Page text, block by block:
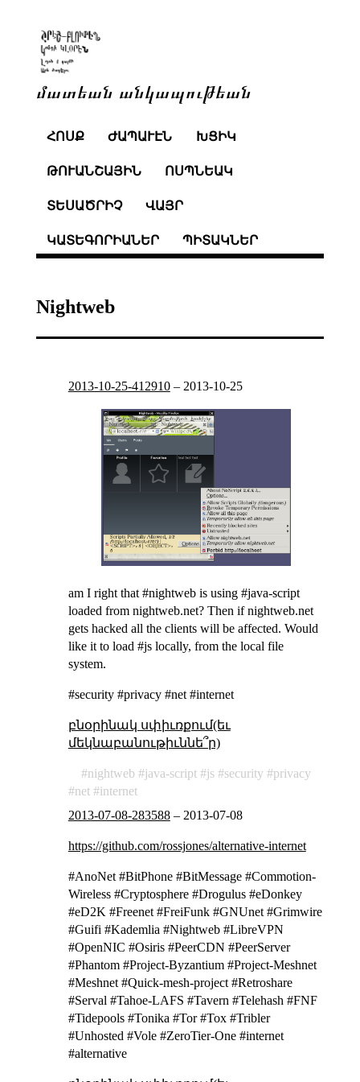
մատեան անկապութեան
ՀՈՍՔ ԺԱՊԱՒԷՆ ԽՑԻԿ
ԹՈՒԱՆՇԱՅԻՆ ՈՍՊՆԵԱԿ
ՏԵՍԱԾՐԻՉ ՎԱՅՐ
ԿԱՏԵԳՈՐԻԱՆԵՐ ՊԻՏԱԿՆԵՐ
Nightweb
2013-10-25-412910– 2013-10-25
am I right that #nightweb is using #java-script
loaded from nightweb.net? Then if nightweb.net
gets hacked all the clients will be affected. Would
like it to load #js locally, from the local file
system.
#security #privacy #net #internet
բնօրինակ սփիւռքում(եւ
մեկնաբանութիւննե՞ր)
nightweb java-script js security
privacy
net
internet
2013-07-08-283588– 2013-07-08
https://github.com/rossjones/alternative-internet
#AnoNet #BitPhone #BitMessage #Commotion-
Wireless #Cryptosphere #Drogulus #eDonkey
#eD2K #Freenet #FreiFunk #GNUnet #Grimwire
#Guifi #Kademlia #Nightweb #LibreVPN
#OpenNIC #Osiris #PeerCDN #PeerServer
#Phantom #Project-Byzantium #Project-Meshnet
#Meshnet #Quick-mesh-project #Retroshare
#Serval #Tahoe-LAFS #Tavern #Telehash #FNF
#Tidepools #Tonika #Tor #Tox #Tribler
#Unhosted #Vole #ZeroTier-One #internet
#alternative